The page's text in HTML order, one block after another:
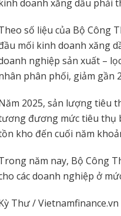
doanh xăng dầu phải
số liệu của Bộ Công
mối kinh doanh xăng
nghiệp sản xuất –
phân phối, giảm gần
2025, sản lượng tiêu
đương mức tiêu thụ
kho đến cuối năm
năm nay, Bộ Công
các doanh nghiệp ở
Thư / Vietnamfinance.vn